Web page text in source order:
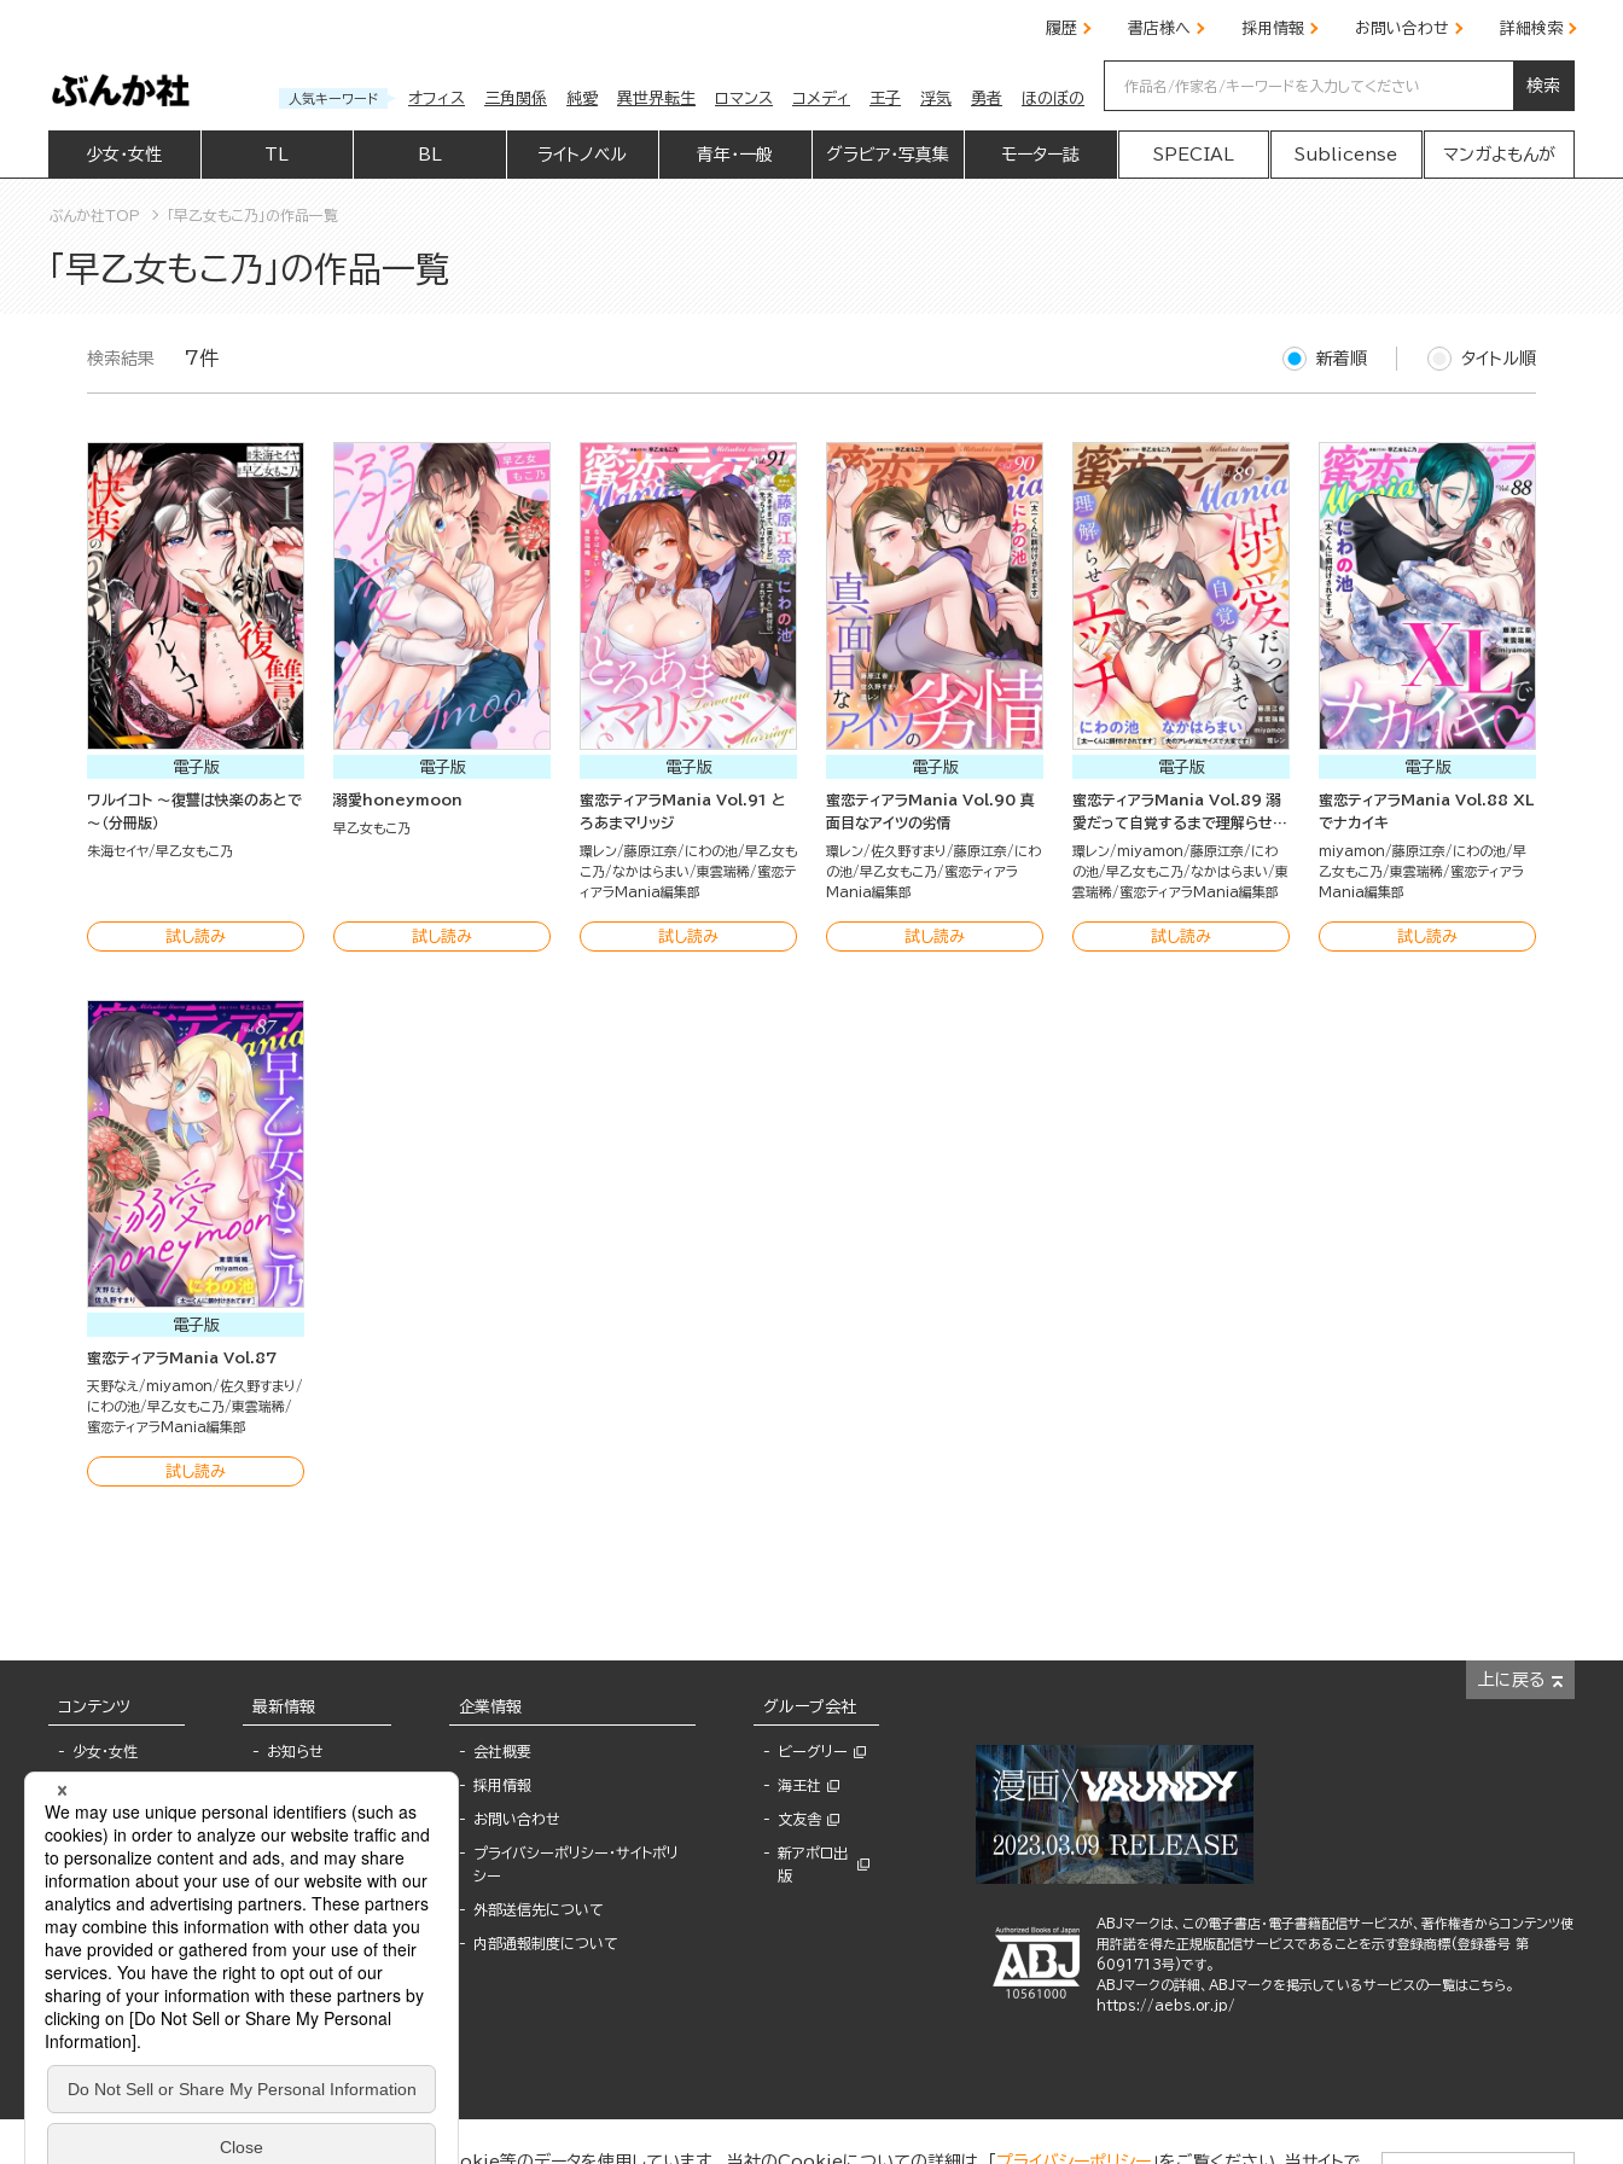
履歴 書店様へ 採用情報 お問い合わせ 詳細検索
人気キーワード オフィス 三角関係 純愛 異世界転生 ロマンス コメディ 王子 浮気 勇者 ほのぼの
検索
少女・女性 BL ライトノベル 青年・一般 グラビア・写真集 モーター誌 SPECIAL Sublicense マンガよもんが
ぶんか社TOP 「早乙女もこ乃」の作品一覧
「早乙女もこ乃」の作品一覧
検索結果 7件 新着順 タイトル順
電子版
ワルイコト ～復讐は快楽のあとで
～（分冊版）
朱海セイヤ 早乙女もこ乃
試し読み
電子版
溺愛honeymoon
早乙女もこ乃
試し読み
電子版
蜜恋ティアラMania Vol.91 と
ろあまマリッジ
環レン 藤原江奈 にわの池
早乙女も
こ乃
なかはらまい 東雲瑞稀
蜜恋テ
ィアラMania編集部
試し読み
電子版
蜜恋ティアラMania Vol.90 真
面目なアイツの劣情
環レン 佐久野すまり 藤原江奈
にわ
の池
早乙女もこ乃
蜜恋ティアラ
Mania編集部
試し読み
電子版
蜜恋ティアラMania Vol.89 溺
愛だって自覚するまで理解らせエ
ッチ
環レン miyamon 藤原江奈
にわ
の池
早乙女もこ乃 なかはらまい
東
雲瑞稀
蜜恋ティアラMania編集部
試し読み
電子版
蜜恋ティアラMania Vol.88 XL
でナカイキ
miyamon 藤原江奈 にわの池
早
乙女もこ乃
東雲瑞稀
蜜恋ティアラ
Mania編集部
試し読み
電子版
蜜恋ティアラMania Vol.87
天野なえ miyamon
佐久野すまり
にわの池
早乙女もこ乃
東雲瑞稀
蜜恋ティアラMania編集部
試し読み
上に戻る
コンテンツ
少女・女性
BL
ライトノベル
青年・一般
グラビア・写真
モーター誌
SPECIAL
Sublicense
最新情報
お知らせ
報
書店様へ
海外ライセンシー
公式SNSアカウ
ント
作家一覧
Keyword list
Author list
企業情報
会社概要
採用情報
お問い合わせ
プライバシーポリシー・サイトポリ
シー
外部送信先について
内部通報制度について
グループ会社
ビーグリー
海王社
文友舎
新アポロ出
版
ABJマークは、この電子書店・電子書籍配信サービスが、著作権者からコンテンツ使
用許諾を得た正規版配信サービスであることを示す登録商標(登録番号 第
6091713号)です。
ABJマークの詳細、ABJマークを掲示しているサービスの一覧はこちら。
https://aebs.or.jp/